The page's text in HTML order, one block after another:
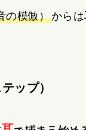
の模倣）からは
ップ）